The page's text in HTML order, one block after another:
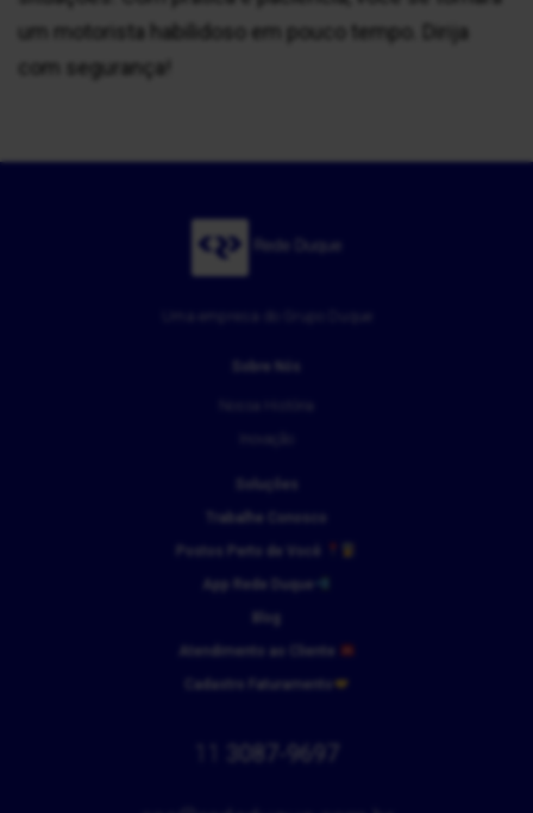
um motorista habilidoso em pouco tempo. Dirija
com segurança!
Cadastro Faturamento
3087-9697